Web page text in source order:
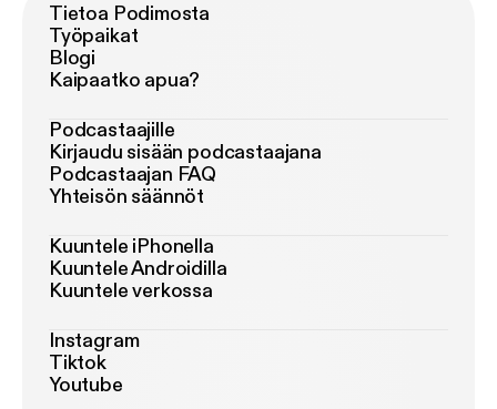
Tietoa Podimosta
Työpaikat
Blogi
Kaipaatko apua?
Podcastaajille
Kirjaudu sisään podcastaajana
Podcastaajan FAQ
Yhteisön säännöt
Kuuntele iPhonella
Kuuntele Androidilla
Kuuntele verkossa
Instagram
Tiktok
Youtube